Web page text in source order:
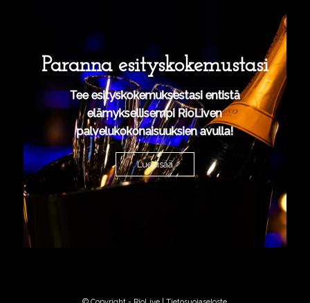
Paranna esityskokemustasi
Tee esityskokemuksestasi entistä
elämyksellisempi RioLiven
palvelukokonaisuuksien avulla!
Lue lisää